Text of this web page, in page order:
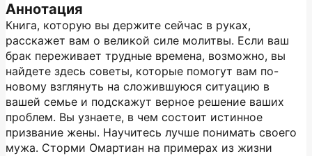
Аннотация
Книга, которую вы держите сейчас в руках,
расскажет вам о великой силе молитвы. Если ваш
брак переживает трудные времена, возможно, вы
найдете здесь советы, которые помогут вам по-
новому взглянуть на сложившуюся ситуацию в
вашей семье и подскажут верное решение ваших
проблем. Вы узнаете, в чем состоит истинное
призвание жены. Научитесь лучше понимать своего
мужа. Сторми Омартиан на примерах из жизни